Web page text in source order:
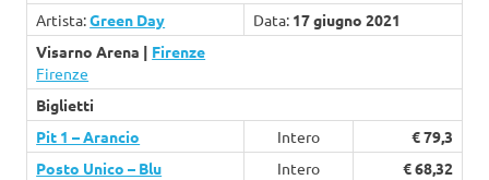
Artista:Green Day Data: 17 giugno 2021
Visarno Arena | Firenze
Firenze
Biglietti
Pit 1 – Arancio
Intero
€ 79,3
Posto Unico – Blu
Intero
€ 68,32